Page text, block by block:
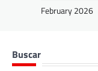
February 2026
Buscar